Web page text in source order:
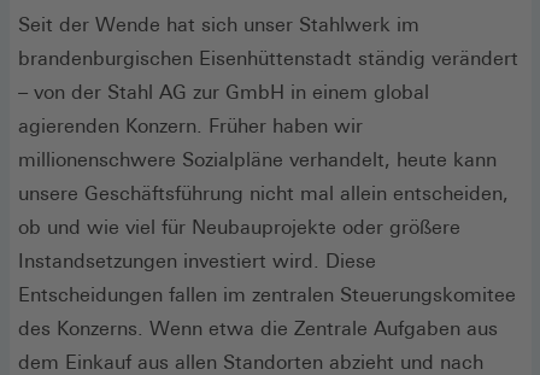
Seit der Wende hat sich unser Stahlwerk im
brandenburgischen Eisenhüttenstadt ständig verändert
– von der Stahl AG zur GmbH in einem global
agierenden Konzern. Früher haben wir
millionenschwere Sozialpläne verhandelt, heute kann
unsere Geschäftsführung nicht mal allein entscheiden,
ob und wie viel für Neubauprojekte oder größere
Instandsetzungen investiert wird. Diese
Entscheidungen fallen im zentralen Steuerungskomitee
des Konzerns. Wenn etwa die Zentrale Aufgaben aus
dem Einkauf aus allen Standorten abzieht und nach